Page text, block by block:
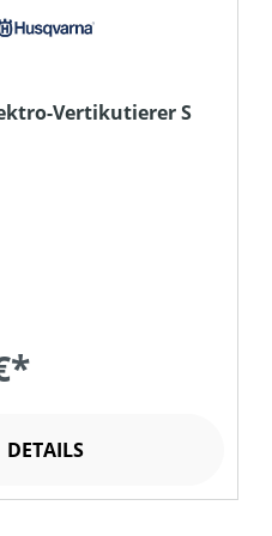
Vertikutierer S
DETAILS